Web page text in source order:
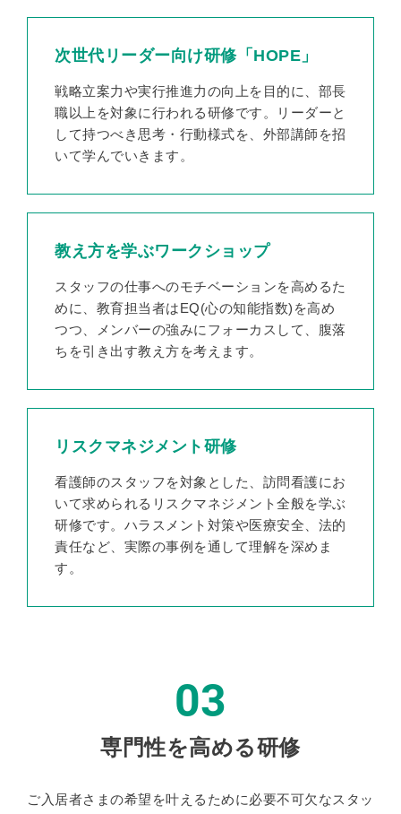
次世代リーダー向け研修「HOPE」
戦略立案力や実行推進力の向上を目的に、部長
職以上を対象に行われる研修です。リーダーと
して持つべき思考・行動様式を、外部講師を招
いて学んでいきます。
教え方を学ぶワークショップ
スタッフの仕事へのモチベーションを高めるた
めに、教育担当者はEQ(心の知能指数)を高め
つつ、メンバーの強みにフォーカスして、腹落
ちを引き出す教え方を考えます。
リスクマネジメント研修
看護師のスタッフを対象とした、訪問看護にお
いて求められるリスクマネジメント全般を学ぶ
研修です。ハラスメント対策や医療安全、法的
責任など、実際の事例を通して理解を深めま
す。
03
専門性を高める研修
ご入居者さまの希望を叶えるために必要不可欠なスタッ